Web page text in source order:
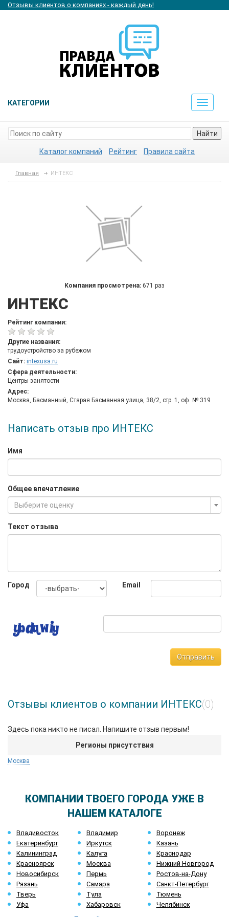
Отзывы клиентов о компаниях - каждый день!
КАТЕГОРИИ
Toggle
Найти
Каталог компаний Рейтинг Правила сайта
Главная ИНТЕКС
Компания просмотрена: 671 раз
ИНТЕКС
Рейтинг компании:
Другие названия:
трудоустройство за рубежом
Сайт: intexusa.ru
Сфера деятельности:
Центры занятости
Адрес:
Москва, Басманный, Старая Басманная улица, 38/2, стр. 1, оф. № 319
Написать отзыв про ИНТЕКС
Имя
Общее впечатление
Выберите оценку
Текст отзыва
Город Email
Отправить
Отзывы клиентов о компании ИНТЕКС(0)
Здесь пока никто не писал. Напишите отзыв первым!
Регионы присутствия
Москва
КОМПАНИИ ТВОЕГО ГОРОДА УЖЕ В
НАШЕМ КАТАЛОГЕ
Владивосток Владимир
Воронеж
Екатеринбург
Иркутск
Казань
Калининград
Калуга
Краснодар
Красноярск
Москва
Нижний Новгород
Новосибирск
Пермь
Ростов-на-Дону
Рязань
Самара
Санкт-Петербург
Тверь
Тула
Тюмень
Уфа
Хабаровск Челябинск